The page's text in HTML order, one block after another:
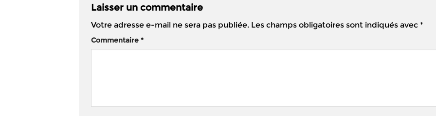
Laisser un commentaire
Votre adresse e-mail ne sera pas publiée. Les champs obligatoires sont indiqués avec *
Commentaire *